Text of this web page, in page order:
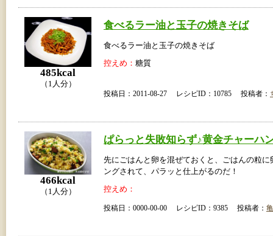
485kcal
（1人分）
食べるラー油と玉子の焼きそば
食べるラー油と玉子の焼きそば
控えめ： 糖質
投稿日：2011-08-27 レシピID：10785 投稿者：
466kcal
（1人分）
ぱらっと失敗知らず♪黄金チャーハ
先にごはんと卵を混ぜておくと、ごはんの粒に
ングされて、パラッと仕上がるのだ！
控えめ：
投稿日：0000-00-00 レシピID：9385 投稿者：